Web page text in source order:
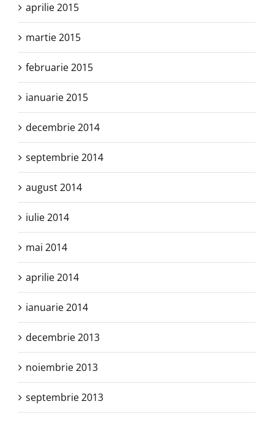
aprilie 2015
martie 2015
februarie 2015
ianuarie 2015
decembrie 2014
septembrie 2014
august 2014
iulie 2014
mai 2014
aprilie 2014
ianuarie 2014
decembrie 2013
noiembrie 2013
septembrie 2013